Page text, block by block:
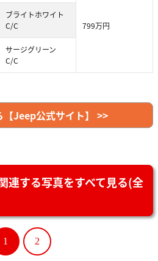
799万円
ブライトホワイト
C/C
サージグリーン
C/C
Jeep公式サイト】 >>
連する写真をすべて見る(全
1 2